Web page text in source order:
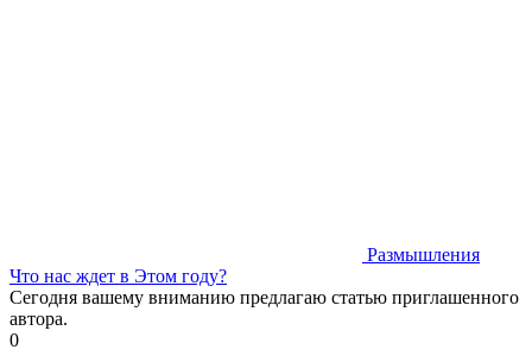
Размышления
Что нас ждет в Этом году?
Сегодня вашему вниманию предлагаю статью приглашенного
автора.
0